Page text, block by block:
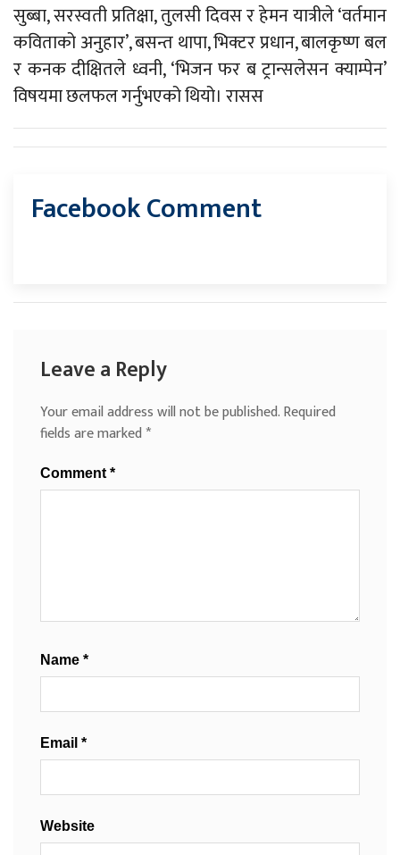
सुब्बा, सरस्वती प्रतिक्षा, तुलसी दिवस र हेमन यात्रीले ‘वर्तमान
कविताको अनुहार’, बसन्त थापा, भिक्टर प्रधान, बालकृष्ण बल
र कनक दीक्षितले ध्वनी, ‘भिजन फर ब ट्रान्सलेसन क्याम्पेन’
विषयमा छलफल गर्नुभएको थियो। रासस
Facebook Comment
Leave a Reply
Your email address will not be published.Required
fields are marked*
Comment *
Name *
Email *
Website